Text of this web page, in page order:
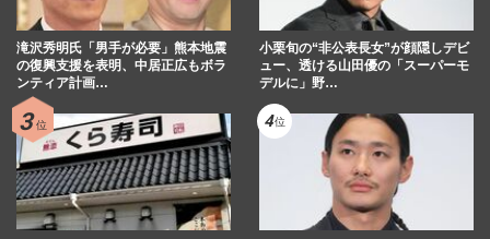
滝沢秀明氏「男手が必要」熊本地震
の復興支援を表明、中居正広もボラ
ンティア計画…
小栗旬の“非公表長女”が顔隠しデビ
ュー、透ける山田優の「スーパーモ
デルに」野…